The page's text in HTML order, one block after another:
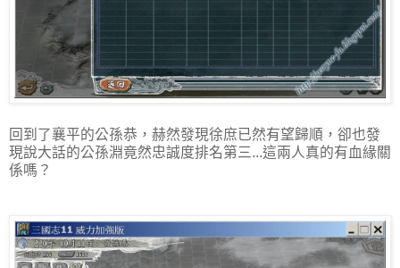
回到了襄平的公孫恭，赫然發現徐庶已然有望歸順，卻也發
現說大話的公孫淵竟然忠誠度排名第三...這兩人真的有血緣關
係嗎？